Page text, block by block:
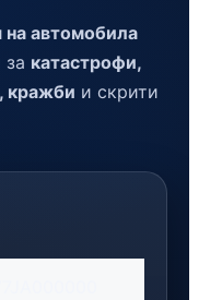
на автомобила
катастрофи,
кражби и скрити